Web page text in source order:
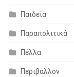
Παιδεία
Παραπολιτικά
Πέλλα
Περιβάλλον